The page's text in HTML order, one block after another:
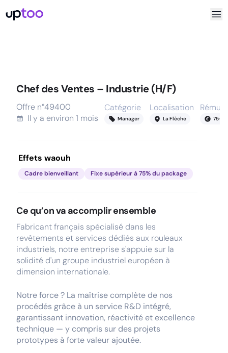
Chef des Ventes – Industrie (H/F)
Offre n°49400
Il y a environ 1 mois
Catégorie
Manager
Localisation
La Flèche 75-
Effets waouh
Cadre bienveillant Fixe supérieur à 75% du package
Ce qu’on va accomplir ensemble
Fabricant français spécialisé dans les
revêtements et services dédiés aux rouleaux
industriels, notre entreprise s'appuie sur la
solidité d'un groupe industriel européen à
dimension internationale.
Notre force ? La maîtrise complète de nos
procédés grâce à un service R&D intégré,
garantissant innovation, réactivité et excellence
technique — y compris sur des projets
prototypes à forte valeur ajoutée.